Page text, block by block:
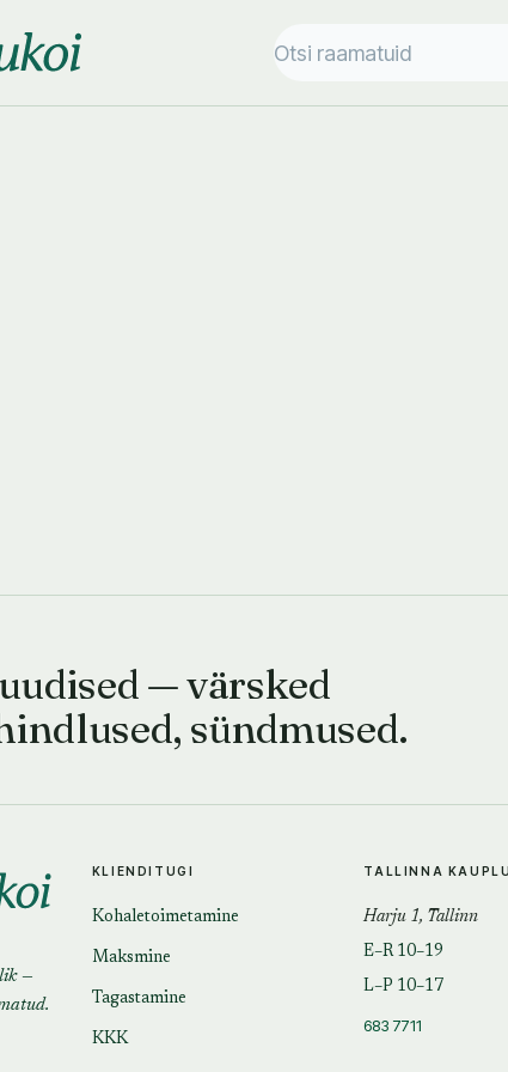
— värsked
sündmused.
—
KLIENDITUGI
Kohaletoimetamine
Maksmine
Tagastamine
KKK
TALLINNA
Harju 1, Tallinn
E–R 10–19
L–P 10–17
683 7711